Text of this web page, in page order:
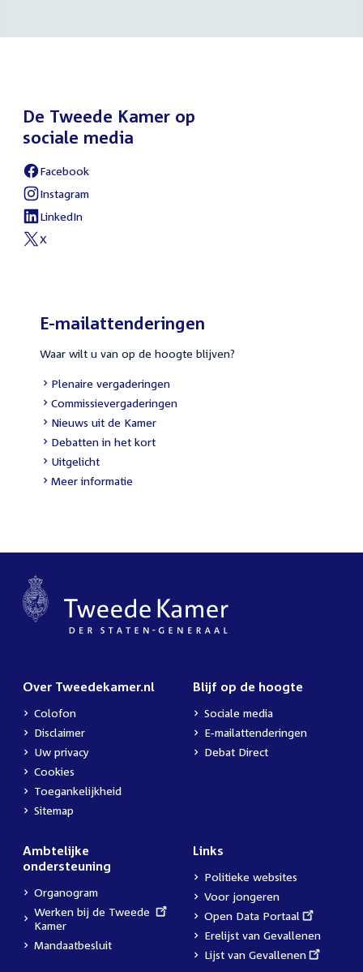
De Tweede Kamer op
sociale media
External
link:
Facebook
External
link:
Instagram
External
link:
LinkedIn
External
X
E-mailattenderingen
Waar wilt u van op de hoogte blijven?
External
link:
Plenaire vergaderingen
External
link:
Commissievergaderingen
External
link:
Nieuws uit de Kamer
External
link:
Debatten in het kort
External
link:
Uitgelicht
Meer informatie
Over Tweedekamer.nl
Colofon
Disclaimer
Uw privacy
Cookies
Toegankelijkheid
Sitemap
Blijf op de hoogte
Sociale media
E-mailattenderingen
Debat Direct
Ambtelijke
ondersteuning
Organogram
External
link:
Werken bij de Tweede
Kamer
Mandaatbesluit
Links
Politieke websites
Voor jongeren
External
link:
Open Data Portaal
Erelijst van Gevallenen
External
Lijst van Gevallenen